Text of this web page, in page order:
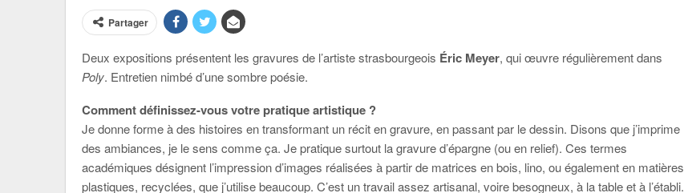
Partager
Deux expositions présentent les gravures de l’artiste strasbourgeois Éric Meyer, qui œuvre régulièrement dans
Poly. Entretien nimbé d’une sombre poésie.
Comment définissez-vous votre pratique artistique ?
Je donne forme à des histoires en transformant un récit en gravure, en passant par le dessin. Disons que j’imprime
des ambiances, je le sens comme ça. Je pratique surtout la gravure d’épargne (ou en relief). Ces termes
académiques désignent l’impression d’images réalisées à partir de matrices en bois, lino, ou également en matières
plastiques, recyclées, que j’utilise beaucoup. C’est un travail assez artisanal, voire besogneux, à la table et à l’établi.